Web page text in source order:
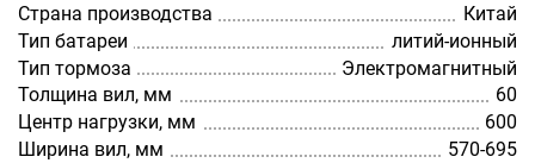
Страна производства
Китай
Тип батареи
литий-ионный
Тип тормоза
Электромагнитный
Толщина вил, мм
60
Центр нагрузки, мм
600
Ширина вил, мм
570-695